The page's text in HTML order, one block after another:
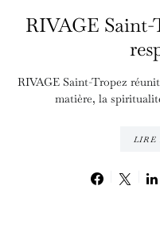
RIVAGE
RIVAGE Saint-Tropez
matière, la
LIRE